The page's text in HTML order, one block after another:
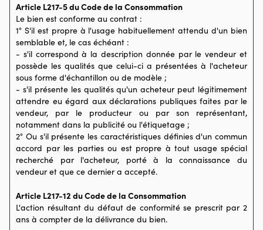
Article L217-5 du Code de la Consommation
Le bien est conforme au contrat :
1° S'il est propre à l'usage habituellement attendu d'un bien
semblable et, le cas échéant :
- s'il correspond à la description donnée par le vendeur et
possède les qualités que celui-ci a présentées à l'acheteur
sous forme d'échantillon ou de modèle ;
- s'il présente les qualités qu'un acheteur peut légitimement
attendre eu égard aux déclarations publiques faites par le
vendeur, par le producteur ou par son représentant,
notamment dans la publicité ou l'étiquetage ;
2° Ou s'il présente les caractéristiques définies d'un commun
accord par les parties ou est propre à tout usage spécial
recherché par l'acheteur, porté à la connaissance du
vendeur et que ce dernier a accepté.
Article L217-12 du Code de la Consommation
L'action résultant du défaut de conformité se prescrit par 2
ans à compter de la délivrance du bien.